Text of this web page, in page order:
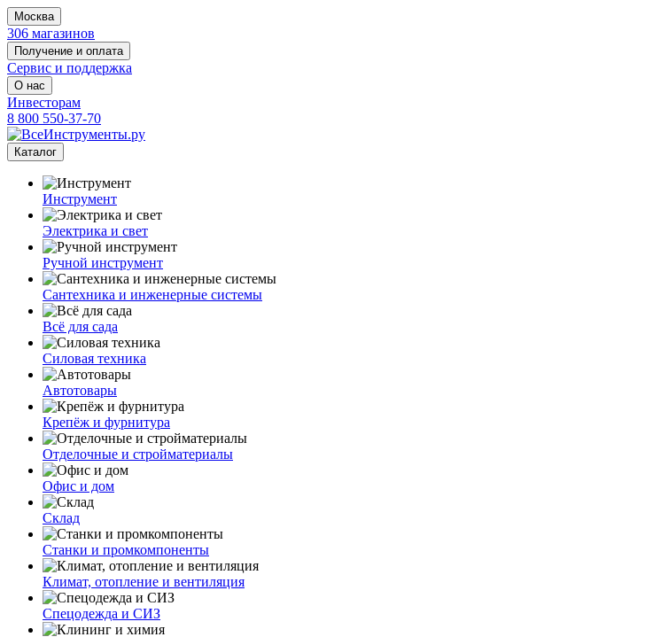
Москва
306 магазинов
Получение и оплата
Сервис и поддержка
О нас
Инвесторам
8 800 550-37-70
Каталог
Инструмент
Электрика и свет
Ручной инструмент
Сантехника и инженерные системы
Всё для сада
Силовая техника
Автотовары
Крепёж и фурнитура
Отделочные и стройматериалы
Офис и дом
Склад
Станки и промкомпоненты
Климат, отопление и вентиляция
Спецодежда и СИЗ